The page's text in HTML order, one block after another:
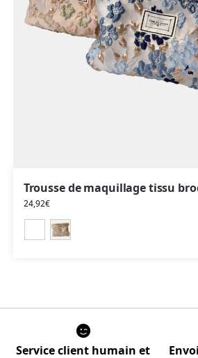
24,92€
Service client humain et